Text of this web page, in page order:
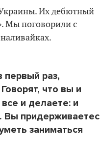
Их дебютный
Мы поговорили с
первый раз,
что вы и
и делаете: и
Вы
заниматься